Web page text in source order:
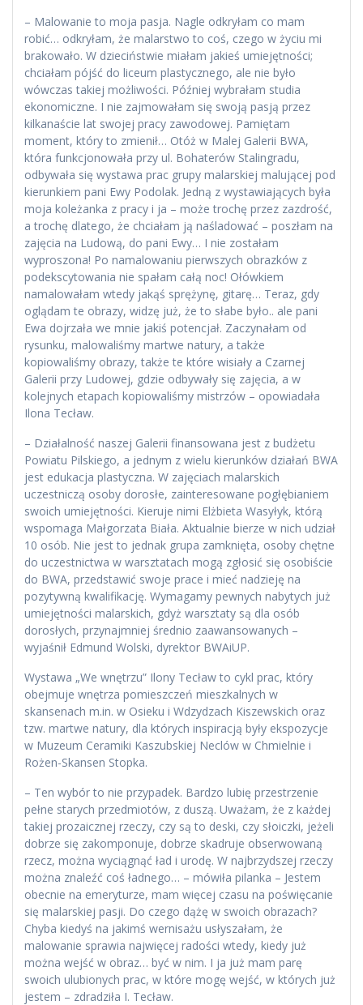
– Malowanie to moja pasja. Nagle odkryłam co mam
robić… odkryłam, że malarstwo to coś, czego w życiu mi
brakowało. W dzieciństwie miałam jakieś umiejętności;
chciałam pójść do liceum plastycznego, ale nie było
wówczas takiej możliwości. Później wybrałam studia
ekonomiczne. I nie zajmowałam się swoją pasją przez
kilkanaście lat swojej pracy zawodowej. Pamiętam
moment, który to zmienił… Otóż w Malej Galerii BWA,
która funkcjonowała przy ul. Bohaterów Stalingradu,
odbywała się wystawa prac grupy malarskiej malującej pod
kierunkiem pani Ewy Podolak. Jedną z wystawiających była
moja koleżanka z pracy i ja – może trochę przez zazdrość,
a trochę dlatego, że chciałam ją naśladować – poszłam na
zajęcia na Ludową, do pani Ewy… I nie zostałam
wyproszona! Po namalowaniu pierwszych obrazków z
podekscytowania nie spałam całą noc! Ołówkiem
namalowałam wtedy jakąś sprężynę, gitarę… Teraz, gdy
oglądam te obrazy, widzę już, że to słabe było.. ale pani
Ewa dojrzała we mnie jakiś potencjał. Zaczynałam od
rysunku, malowaliśmy martwe natury, a także
kopiowaliśmy obrazy, także te które wisiały a Czarnej
Galerii przy Ludowej, gdzie odbywały się zajęcia, a w
kolejnych etapach kopiowaliśmy mistrzów – opowiadała
Ilona Tecław.
– Działalność naszej Galerii finansowana jest z budżetu
Powiatu Pilskiego, a jednym z wielu kierunków działań BWA
jest edukacja plastyczna. W zajęciach malarskich
uczestniczą osoby dorosłe, zainteresowane pogłębianiem
swoich umiejętności. Kieruje nimi Elżbieta Wasyłyk, którą
wspomaga Małgorzata Biała. Aktualnie bierze w nich udział
10 osób. Nie jest to jednak grupa zamknięta, osoby chętne
do uczestnictwa w warsztatach mogą zgłosić się osobiście
do BWA, przedstawić swoje prace i mieć nadzieję na
pozytywną kwalifikację. Wymagamy pewnych nabytych już
umiejętności malarskich, gdyż warsztaty są dla osób
dorosłych, przynajmniej średnio zaawansowanych –
wyjaśnił Edmund Wolski, dyrektor BWAiUP.
Wystawa „We wnętrzu” Ilony Tecław to cykl prac, który
obejmuje wnętrza pomieszczeń mieszkalnych w
skansenach m.in. w Osieku i Wdzydzach Kiszewskich oraz
tzw. martwe natury, dla których inspiracją były ekspozycje
w Muzeum Ceramiki Kaszubskiej Neclów w Chmielnie i
Rożen-Skansen Stopka.
– Ten wybór to nie przypadek. Bardzo lubię przestrzenie
pełne starych przedmiotów, z duszą. Uważam, że z każdej
takiej prozaicznej rzeczy, czy są to deski, czy słoiczki, jeżeli
dobrze się zakomponuje, dobrze skadruje obserwowaną
rzecz, można wyciągnąć ład i urodę. W najbrzydszej rzeczy
można znaleźć coś ładnego… – mówiła pilanka – Jestem
obecnie na emeryturze, mam więcej czasu na poświęcanie
się malarskiej pasji. Do czego dążę w swoich obrazach?
Chyba kiedyś na jakimś wernisażu usłyszałam, że
malowanie sprawia najwięcej radości wtedy, kiedy już
można wejść w obraz… być w nim. I ja już mam parę
swoich ulubionych prac, w które mogę wejść, w których już
jestem – zdradziła I. Tecław.